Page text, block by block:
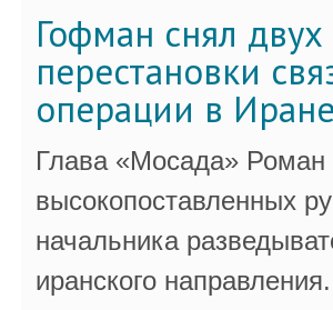
Гофман снял
перестановки
операции в Иране
Глава «Мосада»
высокопоставленных
начальника
иранского направления.